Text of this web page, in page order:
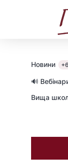
Новини +6
🔊
Вища